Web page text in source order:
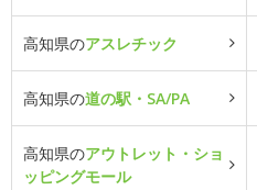
高知県のアスレチック
高知県の道の駅・SA/PA
高知県のアウトレット・ショ
ッピングモール